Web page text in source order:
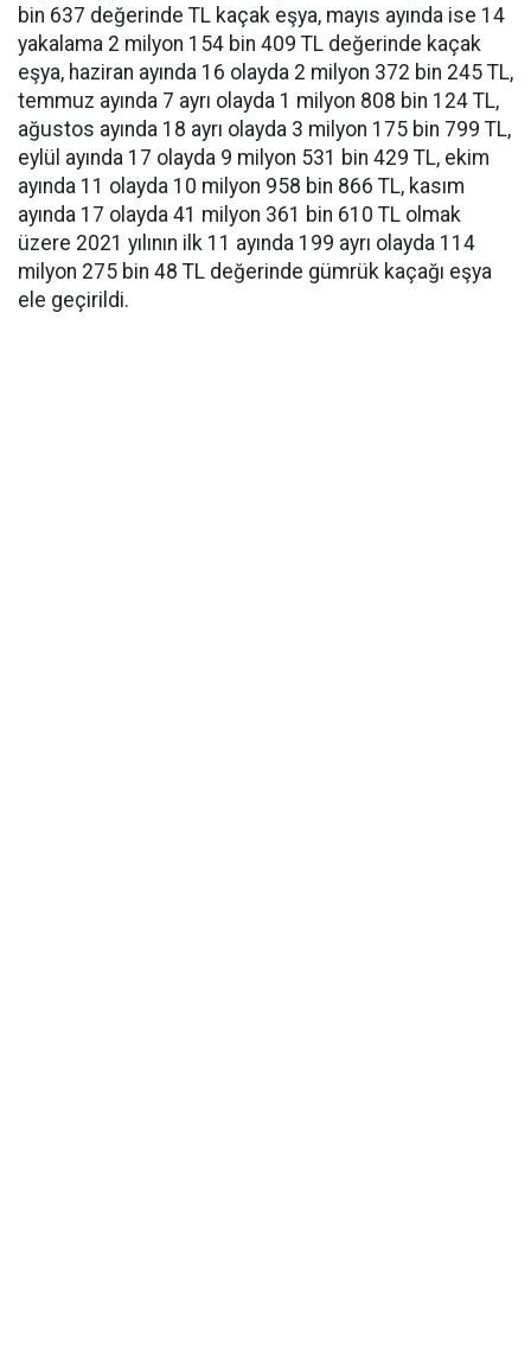
bin 637 değerinde TL kaçak eşya, mayıs ayında ise 14
yakalama 2 milyon 154 bin 409 TL değerinde kaçak
eşya, haziran ayında 16 olayda 2 milyon 372 bin 245 TL,
temmuz ayında 7 ayrı olayda 1 milyon 808 bin 124 TL,
ağustos ayında 18 ayrı olayda 3 milyon 175 bin 799 TL,
eylül ayında 17 olayda 9 milyon 531 bin 429 TL, ekim
ayında 11 olayda 10 milyon 958 bin 866 TL, kasım
ayında 17 olayda 41 milyon 361 bin 610 TL olmak
üzere 2021 yılının ilk 11 ayında 199 ayrı olayda 114
milyon 275 bin 48 TL değerinde gümrük kaçağı eşya
ele geçirildi.